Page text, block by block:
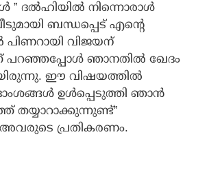
” ദല്‍ഹിയില്‍ നിന്നൊരാള്‍
ബന്ധപ്പെട് എന്റെ
പിണറായി വിജയന്
പറഞ്ഞപ്പോള്‍ ഞാനതില്‍ ഖേദം
ഈ വിഷയത്തില്‍
ഉള്‍പ്പെടുത്തി ഞാന്‍
തയ്യാറാക്കുന്നുണ്ട്”
പ്രതികരണം.